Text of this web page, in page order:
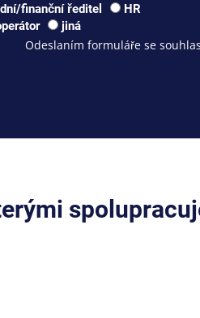
finanční ředitel
HR
jiná
Odeslaním formuláře se